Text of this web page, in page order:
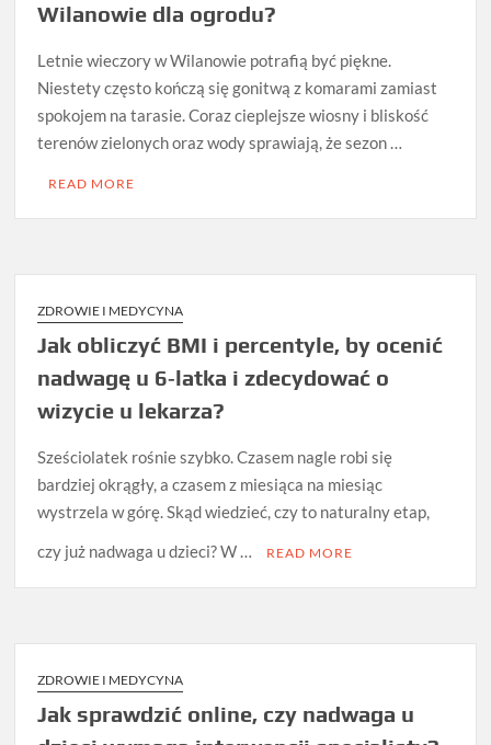
Wilanowie dla ogrodu?
Letnie wieczory w Wilanowie potrafią być piękne.
Niestety często kończą się gonitwą z komarami zamiast
spokojem na tarasie. Coraz cieplejsze wiosny i bliskość
terenów zielonych oraz wody sprawiają, że sezon …
READ MORE
ZDROWIE I MEDYCYNA
Jak obliczyć BMI i percentyle, by ocenić
nadwagę u 6‑latka i zdecydować o
wizycie u lekarza?
Sześciolatek rośnie szybko. Czasem nagle robi się
bardziej okrągły, a czasem z miesiąca na miesiąc
wystrzela w górę. Skąd wiedzieć, czy to naturalny etap,
czy już nadwaga u dzieci? W …
READ MORE
ZDROWIE I MEDYCYNA
Jak sprawdzić online, czy nadwaga u